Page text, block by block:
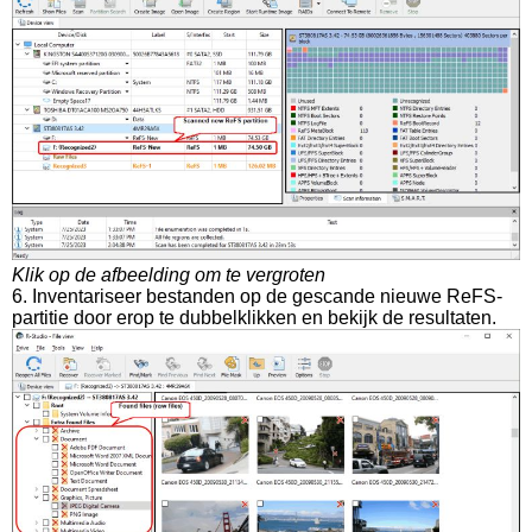
Klik op de afbeelding om te vergroten
6. Inventariseer bestanden op de gescande nieuwe ReFS-
partitie door erop te dubbelklikken en bekijk de resultaten.